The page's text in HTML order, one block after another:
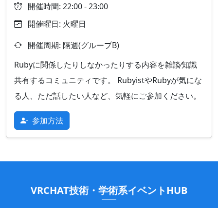
開催時間: 22:00 - 23:00
開催曜日: 火曜日
開催周期: 隔週(グループB)
Rubyに関係したりしなかったりする内容を雑談⁄知識
共有するコミュニティです。 RubyistやRubyが気にな
る人、ただ話したい人など、気軽にご参加ください。
参加方法
VRCHAT技術・学術系イベントHUB